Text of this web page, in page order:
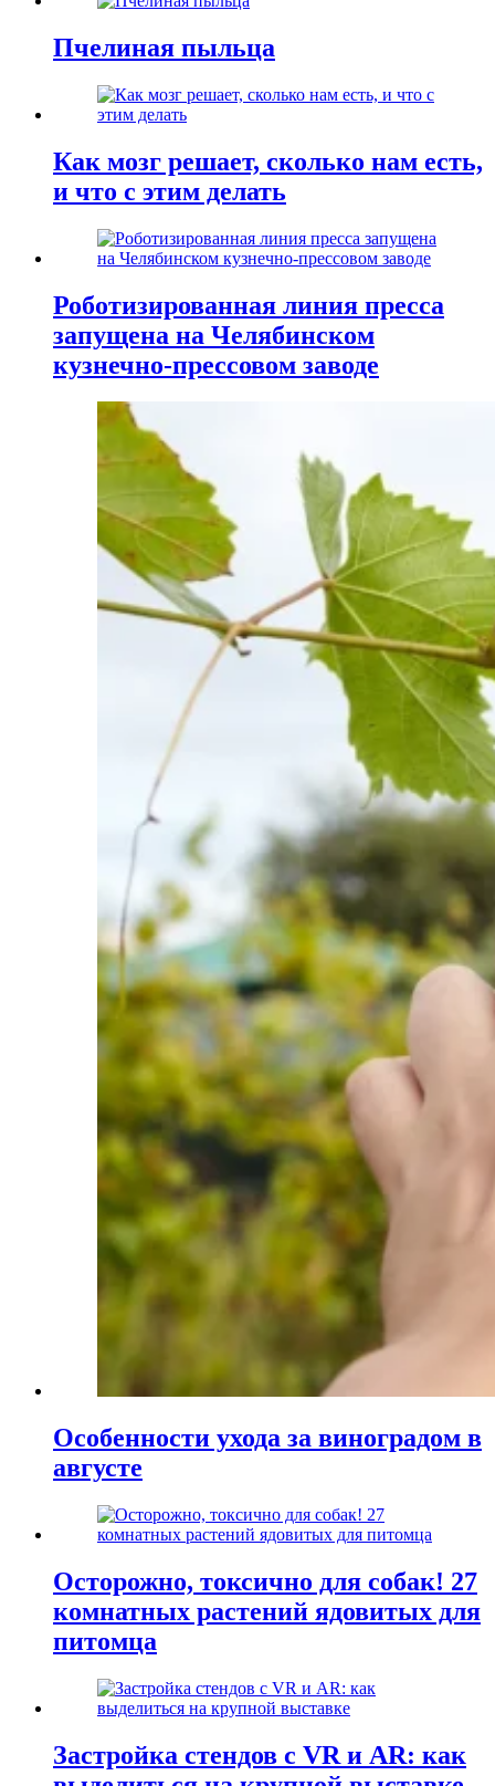
Пчелиная пыльца
Как мозг решает, сколько нам есть,
и что с этим делать
Роботизированная линия пресса
запущена на Челябинском
кузнечно-прессовом заводе
Особенности ухода за виноградом в
августе
Осторожно, токсично для собак! 27
комнатных растений ядовитых для
питомца
Застройка стендов с VR и AR: как